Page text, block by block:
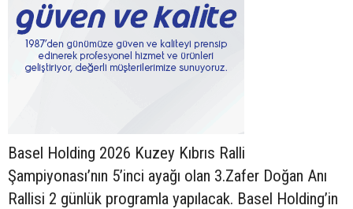
Basel Holding 2026 Kuzey Kıbrıs Ralli
Şampiyonası’nın 5’inci ayağı olan 3.Zafer Doğan Anı
Rallisi 2 günlük programla yapılacak. Basel Holding’in